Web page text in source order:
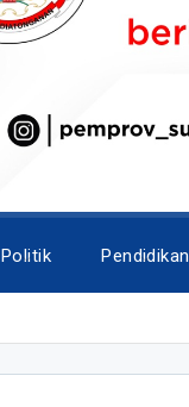
Politik Pendidikan